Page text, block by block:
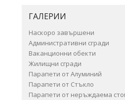
ГАЛЕРИИ
Наскоро завършени
Административни сгради
Ваканционни обекти
Жилищни сгради
Парапети от Алуминий
Парапети от Стъкло
Парапети от неръждаема